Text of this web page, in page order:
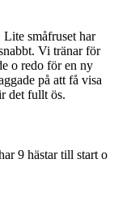
småfruset har
Vi tränar för
o redo för en ny
på att få visa
det fullt ös.
9 hästar till start o